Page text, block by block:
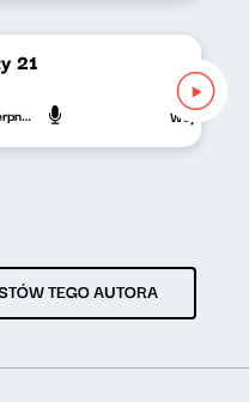
21
28 sierpnia 2025 Wojciech
TEGO AUTORA